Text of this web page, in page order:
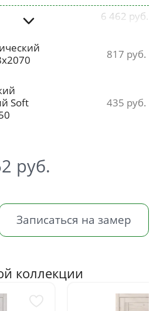
6 462
817
Soft
435
руб.
Записаться на замер
коллекции